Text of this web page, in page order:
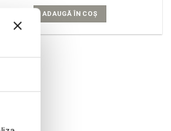
a
fost:
ADAUGĂ ÎN COȘ